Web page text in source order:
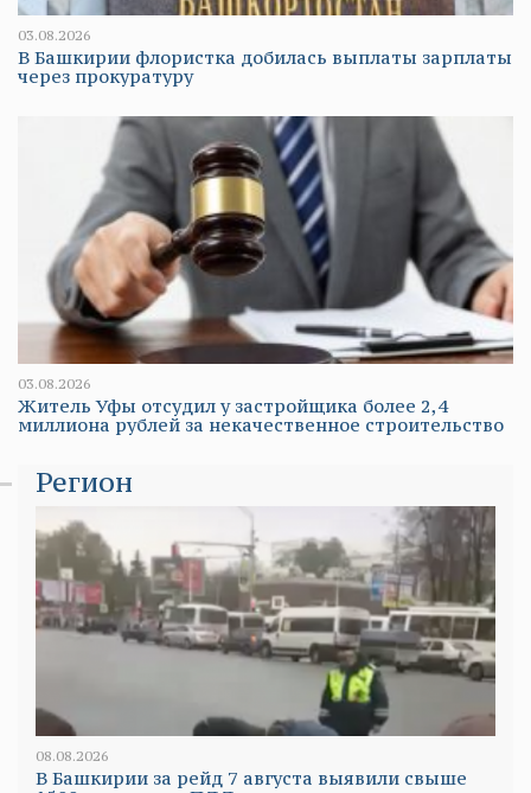
03.08.2026
В Башкирии флористка добилась выплаты зарплаты
через прокуратуру
03.08.2026
Житель Уфы отсудил у застройщика более 2,4
миллиона рублей за некачественное строительство
Регион
08.08.2026
В Башкирии за рейд 7 августа выявили свыше